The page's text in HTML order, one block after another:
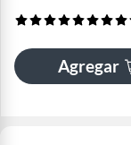
Agregar